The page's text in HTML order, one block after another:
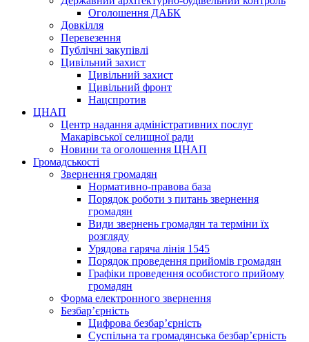
Оголошення ДАБК
Довкілля
Перевезення
Публічні закупівлі
Цивільний захист
Цивільний захист
Цивільний фронт
Нацспротив
ЦНАП
Центр надання адміністративних послуг
Макарівської селищної ради
Новини та оголошення ЦНАП
Громадськості
Звернення громадян
Нормативно-правова база
Порядок роботи з питань звернення
громадян
Види звернень громадян та терміни їх
розгляду
Урядова гаряча лінія 1545
Порядок проведення прийомів громадян
Графіки проведення особистого прийому
громадян
Форма електронного звернення
Безбар’єрність
Цифрова безбар’єрність
Суспільна та громадянська безбар’єрність